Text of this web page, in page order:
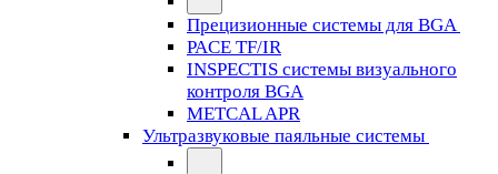
Прецизионные системы для BGA
PACE TF/IR
INSPECTIS системы визуального
контроля BGA
METCAL APR
Ультразвуковые паяльные системы